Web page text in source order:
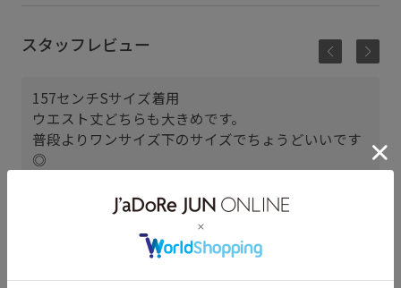
スタッフレビュー
157センチSサイズ着用
ウエスト丈どちらも大きめです。
普段よりワンサイズ下のサイズでちょうどいいです
◎
トになります！
大名古屋ビルヂング
AYUMI (157cm)